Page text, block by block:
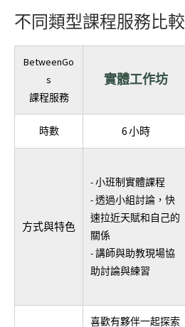
不同類型課程服務比較
BetweenGo
s
課程服務
實體工作坊
時數 6 小時
方式與特色
- 小班制實體課程
- 透過小組討論，快
速拉近天賦和自己的
關係
- 講師與助教現場協
助討論與練習
喜歡有夥伴一起探索